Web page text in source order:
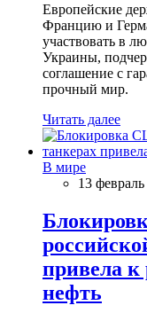
Европейские
Францию и
участвовать в
Украины,
соглашение с
прочный мир.
Читать далее
В мире
13
привела к
нефть